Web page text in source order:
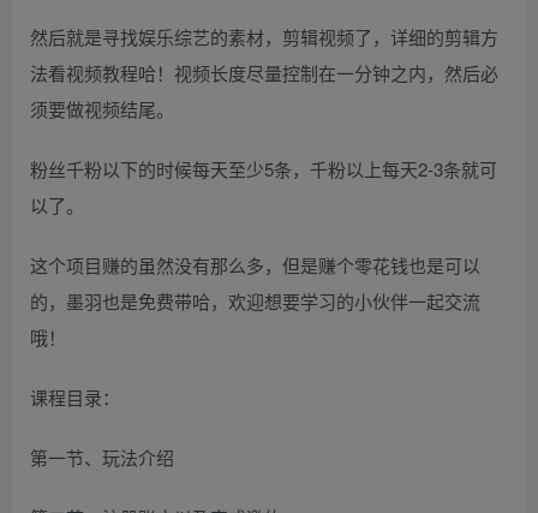
然后就是寻找娱乐综艺的素材，剪辑视频了，详细的剪辑方
法看视频教程哈！视频长度尽量控制在一分钟之内，然后必
须要做视频结尾。
粉丝千粉以下的时候每天至少5条，千粉以上每天2-3条就可
以了。
这个项目赚的虽然没有那么多，但是赚个零花钱也是可以
的，墨羽也是免费带哈，欢迎想要学习的小伙伴一起交流
哦！
课程目录：
第一节、玩法介绍